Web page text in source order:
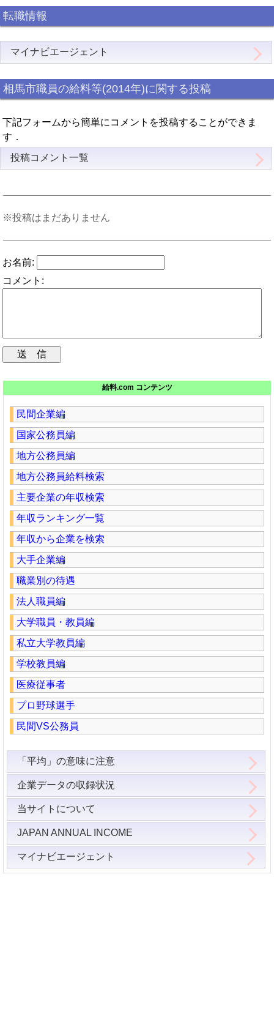
転職情報
マイナビエージェント
相馬市職員の給料等(2014年)に関する投稿
下記フォームから簡単にコメントを投稿することができま
す．
投稿コメント一覧
※投稿はまだありません
お名前:
コメント:
給料.com コンテンツ
民間企業編
国家公務員編
地方公務員編
地方公務員給料検索
主要企業の年収検索
年収ランキング一覧
年収から企業を検索
大手企業編
職業別の待遇
法人職員編
大学職員・教員編
私立大学教員編
学校教員編
医療従事者
プロ野球選手
民間VS公務員
「平均」の意味に注意
企業データの収録状況
当サイトについて
JAPAN ANNUAL INCOME
マイナビエージェント